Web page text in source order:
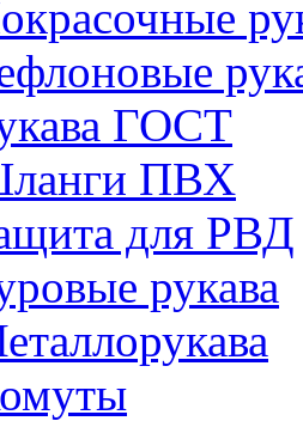
ГОСТ
ПВХ
для РВД
рукава